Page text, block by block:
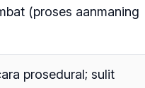
(proses aanmaning
prosedural; sulit